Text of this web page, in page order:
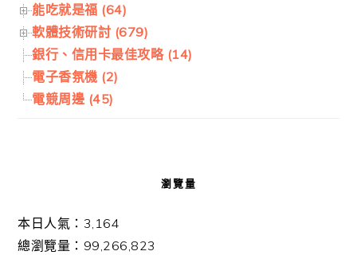
能吃就是福 (64)
軟體技術研討 (679)
銀行、信用卡最佳攻略 (14)
電子香氛機 (2)
電競周邊 (45)
瀏覽量
本日人氣：3,164
總瀏覽量：99,266,823